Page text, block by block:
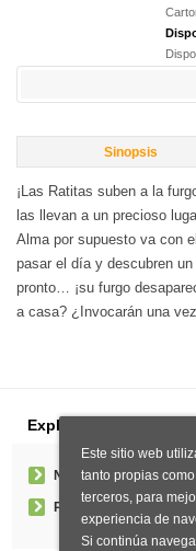
Sinopsis
¡Las Ratitas suben a la
las llevan a un precioso
Alma por supuesto va con
pasar el día y descubren
pronto… ¡su furgo
a casa? ¿Invocarán una
Explorar
Noticias
Pedidos especiales
Este sitio web
tanto propias
terceros, para
experiencia de
Si continúa